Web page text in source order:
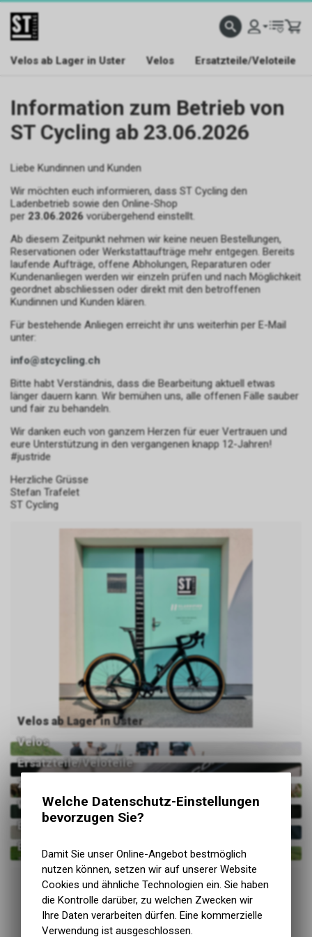
Velos ab Lager in Uster Velos Ersatzteile/Veloteile
Information zum Betrieb von
ST Cycling ab 23.06.2026
Liebe Kundinnen und Kunden
Wir möchten euch informieren, dass ST Cycling den
Ladenbetrieb sowie den Online-Shop
per 23.06.2026 vorübergehend einstellt.
Ab diesem Zeitpunkt nehmen wir keine neuen Bestellungen,
Reservationen oder Werkstattaufträge mehr entgegen. Bereits
laufende Aufträge, offene Abholungen, Reparaturen oder
Kundenanliegen werden wir einzeln prüfen und nach Möglichkeit
geordnet abschliessen oder direkt mit den betroffenen
Kundinnen und Kunden klären.
Für bestehende Anliegen erreicht ihr uns weiterhin per E-Mail
unter:
info@stcycling.ch
Bitte habt Verständnis, dass die Bearbeitung aktuell etwas
länger dauern kann. Wir bemühen uns, alle offenen Fälle sauber
und fair zu behandeln.
Wir danken euch von ganzem Herzen für euer Vertrauen und
eure Unterstützung in den vergangenen knapp 12-Jahren!
#justride
Herzliche Grüsse
Stefan Trafelet
ST Cycling
Velos ab Lager in Uster
Velos
Ersatzteile/Veloteile
Zubehör
Werkzeug und Serviceprodukte
Ernährung / Pflege
Bikedeals
Welche Datenschutz-Einstellungen
bevorzugen Sie?
Damit Sie unser Online-Angebot bestmöglich
nutzen können, setzen wir auf unserer Website
Cookies und ähnliche Technologien ein. Sie haben
die Kontrolle darüber, zu welchen Zwecken wir
Ihre Daten verarbeiten dürfen. Eine kommerzielle
Verwendung ist ausgeschlossen.